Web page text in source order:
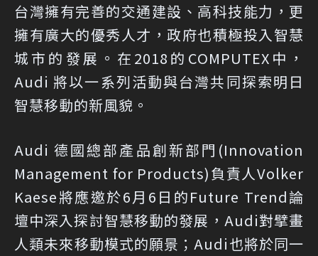
台灣擁有完善的交通建設、高科技能力，更
擁有廣大的優秀人才，政府也積極投入智慧
城市的發展。在2018的COMPUTEX中，
Audi 將以一系列活動與台灣共同探索明日
智慧移動的新風貌。
Audi 德國總部產品創新部門(Innovation
Management for Products)負責人Volker
Kaese將應邀於6月6日的Future Trend論
壇中深入探討智慧移動的發展，Audi對擘畫
人類未來移動模式的願景；Audi也將於同一